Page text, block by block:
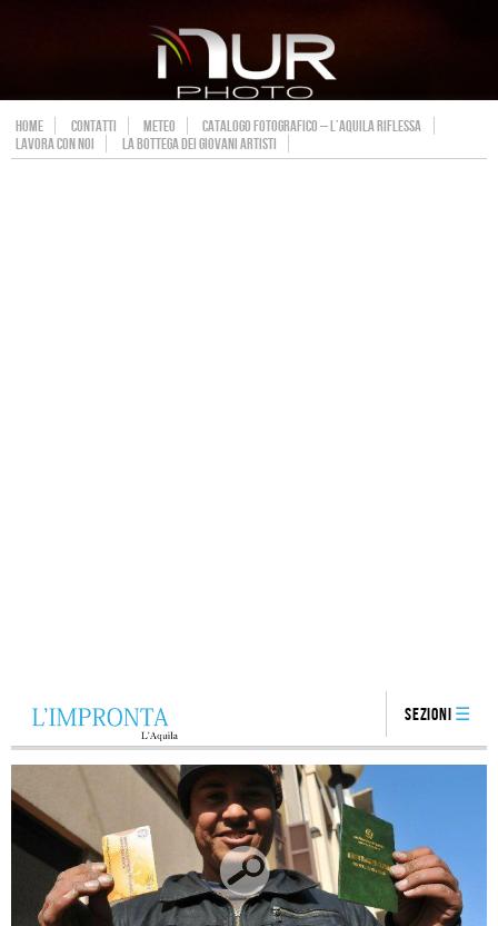
HOME CONTATTI METEO
CATALOGO FOTOGRAFICO – L’AQUILA RIFLESSA
LAVORA CON NOI
LA BOTTEGA DEI GIOVANI ARTISTI
Sezioni